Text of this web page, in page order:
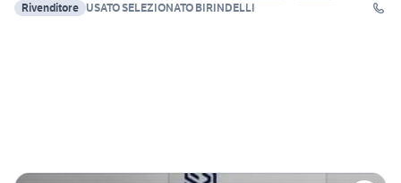
Rivenditore USATO SELEZIONATO BIRINDELLI